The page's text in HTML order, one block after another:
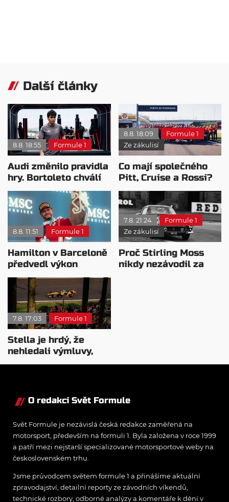
Další články
8.8. 18:55 Formule 1
Audi změnilo pravidla
hry. Bortoleto chválí
nový tým i jeho
mentalitu
8.8. 18:09
Formule 1
Ze zákulisí
Co mají společného
Pitt, Cruise a Rossi?
Všichni řídili
monopost F1
8.8. 11:51 Formule 1
Hamilton v Barceloně
předvedl výkon
pravého šampiona
7.8. 21:24
Formule 1
Ze zákulisí
Proč Stirling Moss
nikdy nezávodil za
7.8. 17:03 Formule 1
Stella je hrdý, že
nehledali výmluvy,
proč nedokážou
O redakci Svět Formule
Svět Formule je nezávislá česká redakce zaměřená na
motorsport, především na formuli 1. Byla založena v roce 1999
a patří mezi nejstarší specializované motorsportové weby na
československém trhu.
Jsme průvodcem světem formule 1 a přinášíme aktuální
zpravodajství, detailní reporty ze závodních víkendů,
technické rozbory, odborné analýzy a komentáře k dění v